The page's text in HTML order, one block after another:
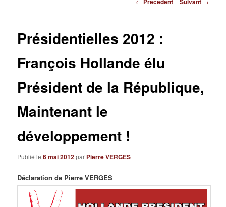
Présidentielles 2012 :
François Hollande élu
Président de la République,
Maintenant le
développement !
Publié le6 mai 2012par Pierre VERGES
Déclaration de Pierre VERGES